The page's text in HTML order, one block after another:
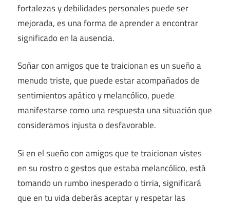
fortalezas y debilidades personales puede ser
mejorada, es una forma de aprender a encontrar
significado en la ausencia.
Soñar con amigos que te traicionan es un sueño a
menudo triste, que puede estar acompañados de
sentimientos apático y melancólico, puede
manifestarse como una respuesta una situación que
consideramos injusta o desfavorable.
Si en el sueño con amigos que te traicionan vistes
en su rostro o gestos que estaba melancólico, está
tomando un rumbo inesperado o tirria, significará
que en tu vida deberás aceptar y respetar las